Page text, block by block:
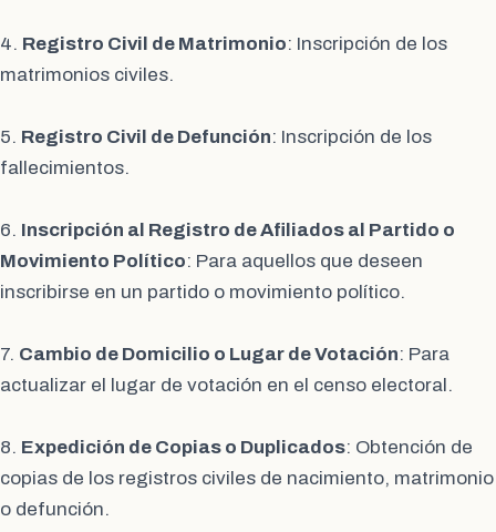
4. Registro Civil de Matrimonio: Inscripción de los
matrimonios civiles.
5. Registro Civil de Defunción: Inscripción de los
fallecimientos.
6. Inscripción al Registro de Afiliados al Partido o
Movimiento Político: Para aquellos que deseen
inscribirse en un partido o movimiento político.
7. Cambio de Domicilio o Lugar de Votación: Para
actualizar el lugar de votación en el censo electoral.
8. Expedición de Copias o Duplicados: Obtención de
copias de los registros civiles de nacimiento, matrimonio
o defunción.